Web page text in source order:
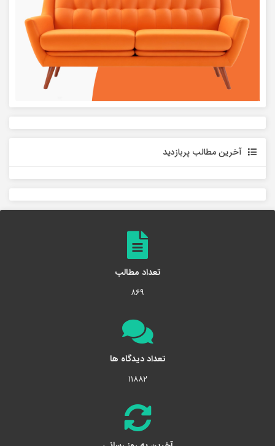
آخرین مطالب پربازدید
تعداد مطالب
۸۶۹
تعداد دیدگاه ها
۱۱۸۸۲